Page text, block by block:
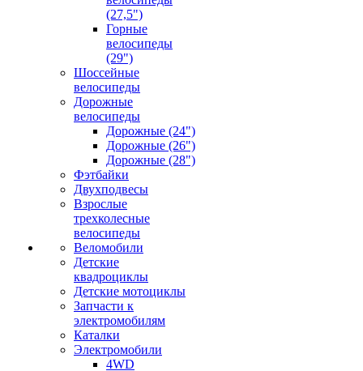
(27,5")
Горные
велосипеды
(29")
Шоссейные
велосипеды
Дорожные
велосипеды
Дорожные (24")
Дорожные (26")
Дорожные (28")
Фэтбайки
Двухподвесы
Взрослые
трехколесные
велосипеды
Веломобили
Детские
квадроциклы
Детские мотоциклы
Запчасти к
электромобилям
Каталки
Электромобили
4WD